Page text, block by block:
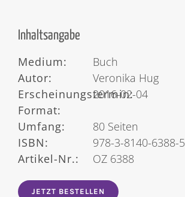
Inhaltsangabe
Medium:
Buch
Autor:
Veronika Hug
Erscheinungstermin:
2016-02-04
Format:
Umfang:
80 Seiten
ISBN:
978-3-8140-6388-5
Artikel-Nr.:
OZ 6388
JETZT BESTELLEN